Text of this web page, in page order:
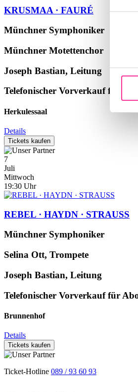
KRUSMAA · FAURÉ
Münchner Symphoniker
Münchner Motettenchor
Joseph Bastian, Leitung
Telefonischer Vorverkauf für
Herkulessaal
Details
Tickets kaufen
7
Juli
Mittwoch
19:30 Uhr
REBEL · HAYDN · STRAUSS
Münchner Symphoniker
Selina Ott, Trompete
Joseph Bastian, Leitung
Telefonischer Vorverkauf für
Brunnenhof
Details
Tickets kaufen
Ticket-Hotline 089 / 93 60 93